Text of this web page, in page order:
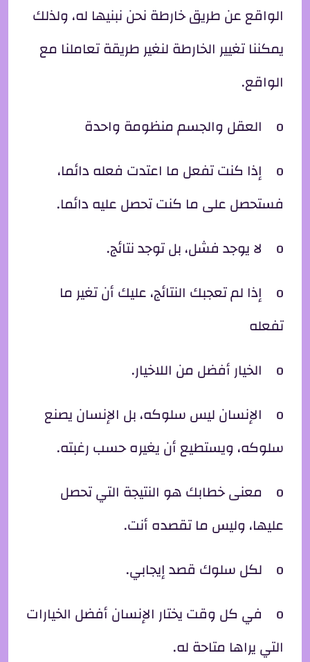
الواقع عن طريق خارطة نحن نبنيها له، ولذلك
يمكننا تغيير الخارطة لنغير طريقة تعاملنا مع
الواقع.
o العقل والجسم منظومة واحدة
o إذا كنت تفعل ما اعتدت فعله دائما،
فستحصل على ما كنت تحصل عليه دائما.
o لا يوجد فشل، بل توجد نتائج.
o إذا لم تعجبك النتائج، عليك أن تغير ما
تفعله
o الخيار أفضل من اللاخيار.
o الإنسان ليس سلوكه، بل الإنسان يصنع
سلوكه، ويستطيع أن يغيره حسب رغبته.
o معنى خطابك هو النتيجة التي تحصل
عليها، وليس ما تقصده أنت.
o لكل سلوك قصد إيجابي.
o في كل وقت يختار الإنسان أفضل الخيارات
التي يراها متاحة له.